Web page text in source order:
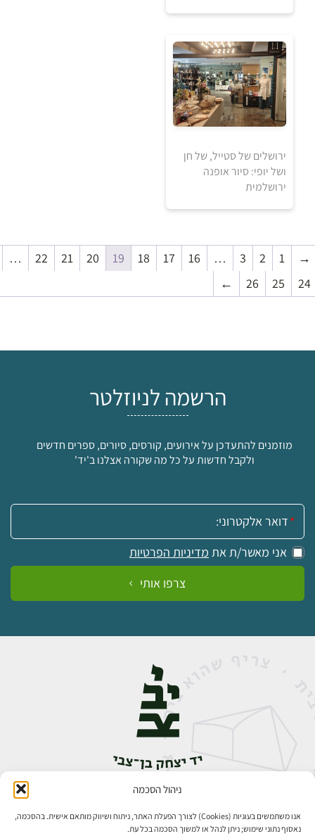
ניהול הסכמה
אנו משתמשים בעוגיות (Cookies) לצורך הפעלת האתר, ניתוח ושיווק מותאם אישית. בהסכמה,
נאסוף נתוני שימוש; ניתן לנהל או למשוך הסכמה בכל עת.
למידע ולרכישה
למידע ולרכישה
ירושלים של סטייל, של חן
ושל יופי: סיור אופנה
ירושלמית
→
1
2
3
…
16
17
18
19
20
21
22
…
24
25
26
←
הרשמה לניוזלטר
מוזמנים להתעדכן על אירועים, קורסים, סיורים, ספרים חדשים
ולקבל חדשות על כל מה שקורה אצלנו ב'יד'
אימייל:
אני מאשר/ת את מדיניות הפרטיות
צרפו אותי
אבן גבירול 14, רחביה, ירושלים